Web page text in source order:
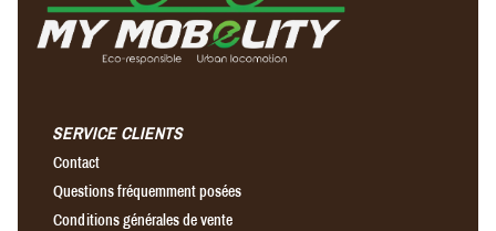
SERVICE CLIENTS
Contact
Questions fréquemment posées
Conditions générales de vente